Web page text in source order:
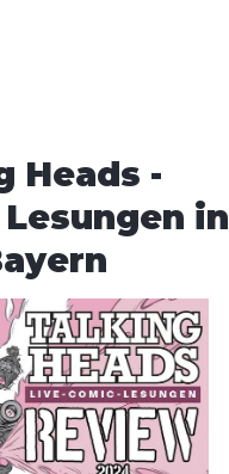
Heads -
in